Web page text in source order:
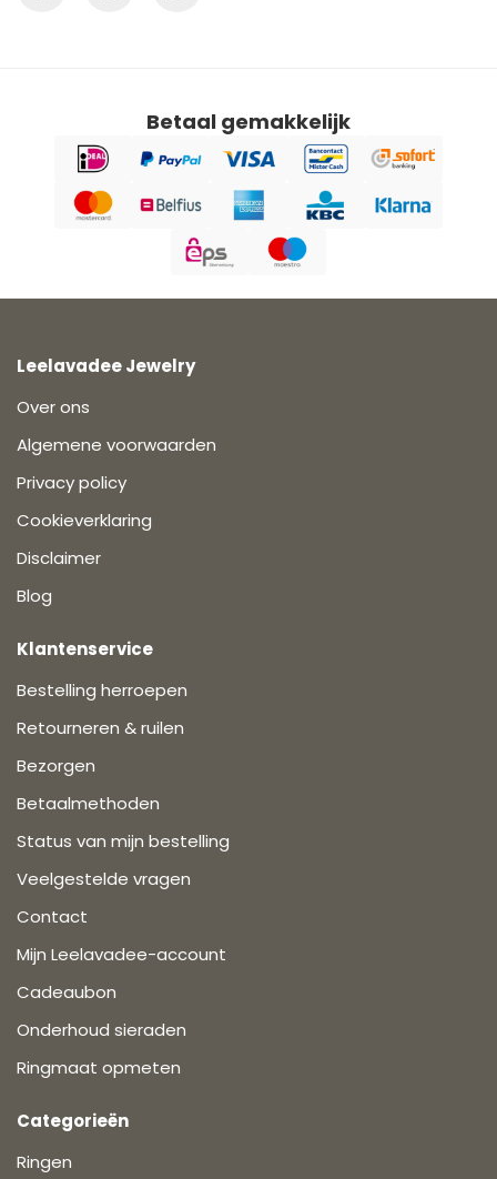
Betaal gemakkelijk
Leelavadee Jewelry
Over ons
Algemene voorwaarden
Privacy policy
Cookieverklaring
Disclaimer
Blog
Klantenservice
Bestelling herroepen
Retourneren & ruilen
Bezorgen
Betaalmethoden
Status van mijn bestelling
Veelgestelde vragen
Contact
Mijn Leelavadee-account
Cadeaubon
Onderhoud sieraden
Ringmaat opmeten
Categorieën
Ringen